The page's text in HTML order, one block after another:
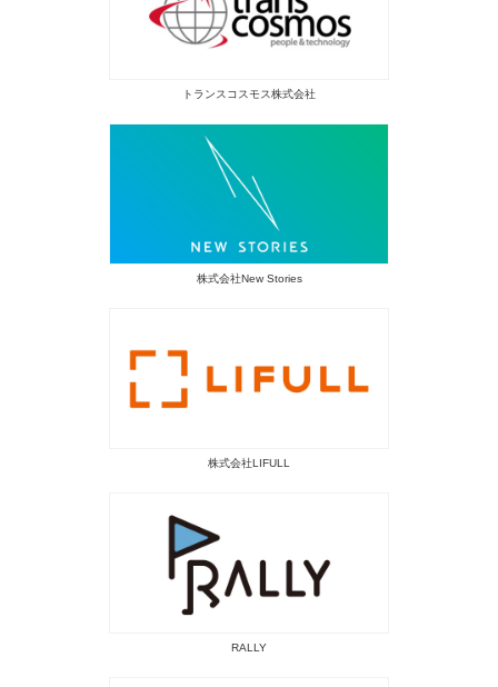
トランスコスモス株式会社
株式会社New Stories
株式会社LIFULL
RALLY